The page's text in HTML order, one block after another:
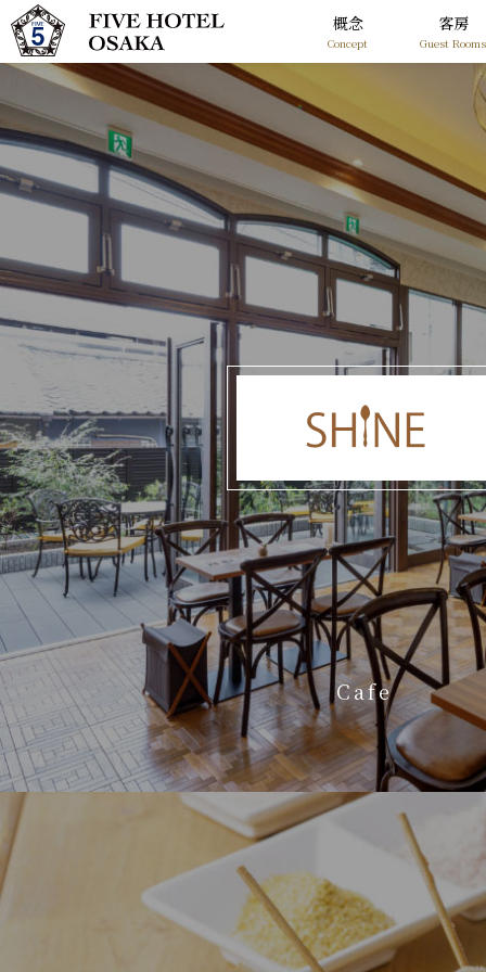
概念
Concept
客房
Guest Rooms
概念
Concept
客房
Guest Rooms
馆内设施
Shops
周围观光地
注意
News
途径
Access
Q&A
Question
Language
〒544-0034 大阪府大阪市生野区桃谷2-7-11
TEL 06-6715-5500
FAX 06-6715-5577
info@fivehotel-osaka.com
Cafe